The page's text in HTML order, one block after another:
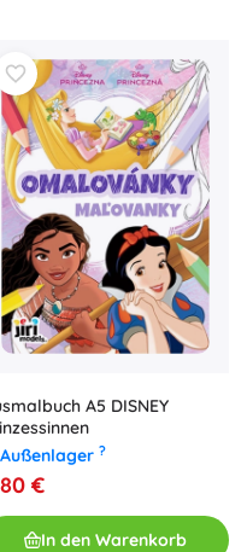
A5 DISNEY
Außenlager ?
€
In den Warenkorb